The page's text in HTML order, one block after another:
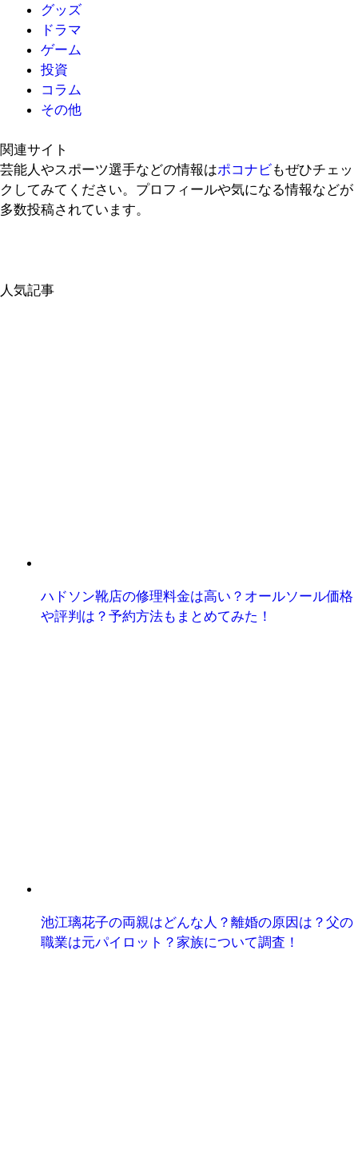
グッズ
ドラマ
ゲーム
投資
コラム
その他
関連サイト
芸能人やスポーツ選手などの情報はポコナビもぜひチェッ
クしてみてください。プロフィールや気になる情報などが
多数投稿されています。
人気記事
ハドソン靴店の修理料金は高い？オールソール価格
や評判は？予約方法もまとめてみた！
池江璃花子の両親はどんな人？離婚の原因は？父の
職業は元パイロット？家族について調査！